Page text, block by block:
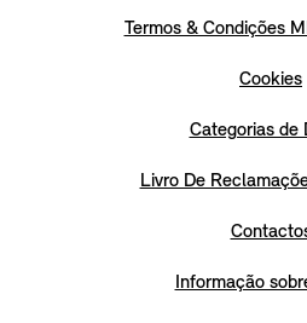
Termos & Condições
Cookies
Categorias de
Livro De
Informação